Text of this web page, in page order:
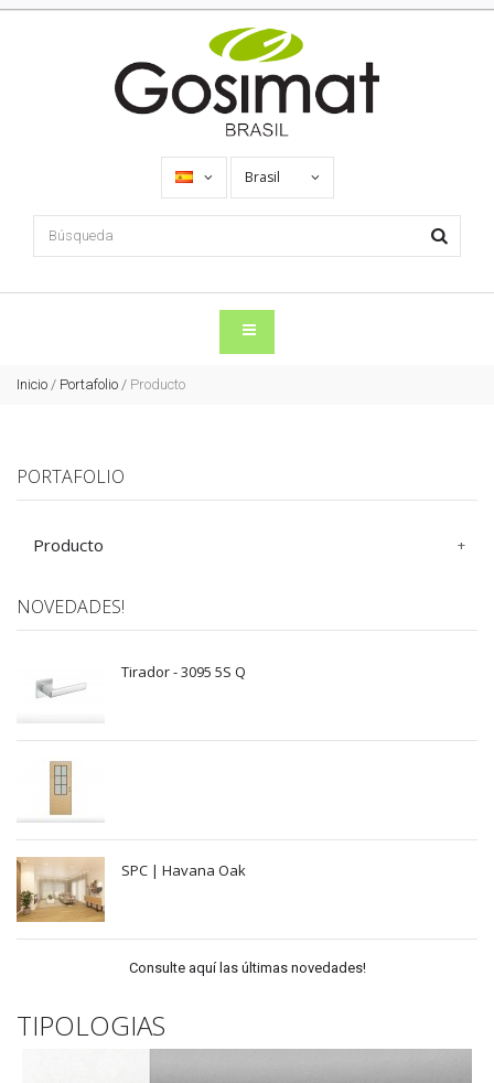
Brasil
Inicio / Portafolio / Producto
PORTAFOLIO
Producto
NOVEDADES!
Tirador - 3095 5S Q
SPC | Havana Oak
Consulte aquí las últimas novedades!
TIPOLOGIAS